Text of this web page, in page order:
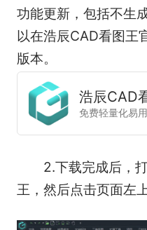
功能更新，包括不生
以在浩辰CAD看图王
版本。
浩辰CAD
免费轻量化易
2.下载完成后，打
王，然后点击页面左